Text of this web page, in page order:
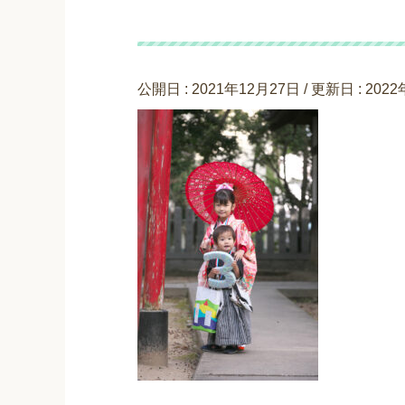
公開日 : 2021年12月27日 / 更新日 : 2022